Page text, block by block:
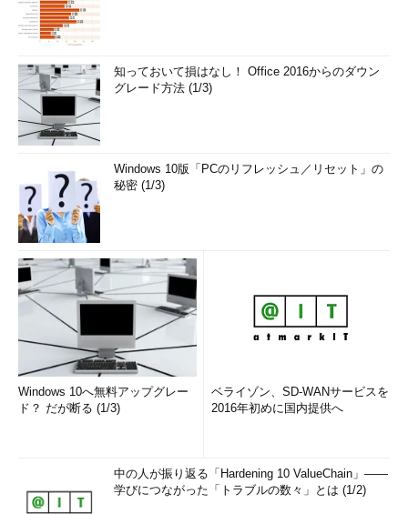
知っておいて損はなし！ Office 2016からのダウン
グレード方法 (1/3)
Windows 10版「PCのリフレッシュ／リセット」の
秘密 (1/3)
Windows 10へ無料アップグレー
ド？ だが断る (1/3)
ベライゾン、SD-WANサービスを
2016年初めに国内提供へ
中の人が振り返る「Hardening 10 ValueChain」――
学びにつながった「トラブルの数々」とは (1/2)